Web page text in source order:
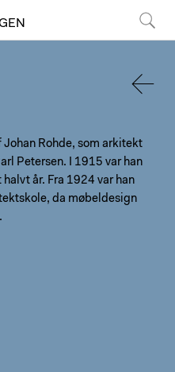
Johan Rohde, som arkitekt
Petersen. I 1915 var han
år. Fra 1924 var han
da møbeldesign